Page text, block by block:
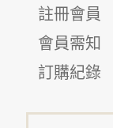
註冊會員
會員需知
訂購紀錄